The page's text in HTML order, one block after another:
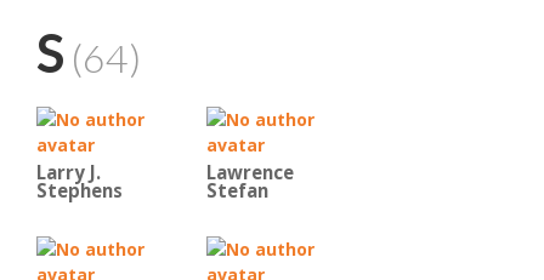
S (64)
Larry J.
Stephens
Lawrence
Stefan